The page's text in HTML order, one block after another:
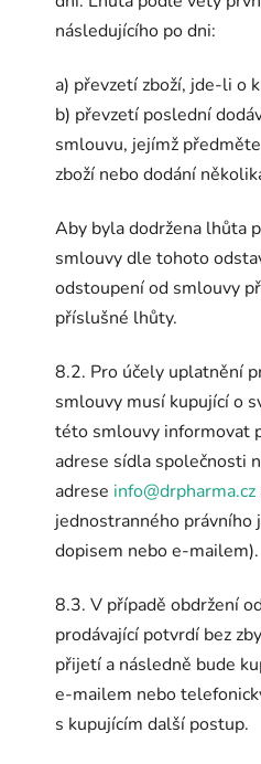
následujícího po dni:
a) převzetí zboží, jde-li o
b) převzetí poslední
smlouvu, jejímž
zboží nebo dodání
Aby byla dodržena lhůta
smlouvy dle tohoto
odstoupení od smlouvy
příslušné lhůty.
8.2. Pro účely uplatnění
smlouvy musí kupující o
této smlouvy informovat
adrese sídla společnosti
adrese info@drpharma.cz
jednostranného právního
dopisem nebo e-mailem).
8.3. V případě obdržení
prodávající potvrdí bez
přijetí a následně bude
e-mailem nebo
s kupujícím další postup.